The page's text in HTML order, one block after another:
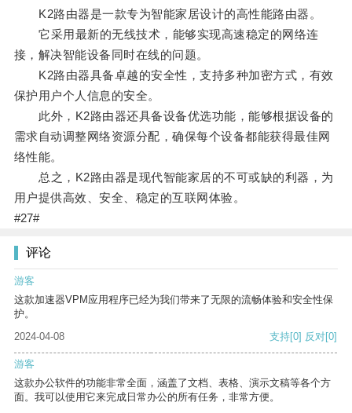
K2路由器是一款专为智能家居设计的高性能路由器。
它采用最新的无线技术，能够实现高速稳定的网络连
接，解决智能设备同时在线的问题。
K2路由器具备卓越的安全性，支持多种加密方式，有效
保护用户个人信息的安全。
此外，K2路由器还具备设备优选功能，能够根据设备的
需求自动调整网络资源分配，确保每个设备都能获得最佳网
络性能。
总之，K2路由器是现代智能家居的不可或缺的利器，为
用户提供高效、安全、稳定的互联网体验。
#27#
评论
游客
这款加速器VPM应用程序已经为我们带来了无限的流畅体验和安全性保
护。
2024-04-08
支持[0] 反对[0]
游客
这款办公软件的功能非常全面，涵盖了文档、表格、演示文稿等各个方
面。我可以使用它来完成日常办公的所有任务，非常方便。